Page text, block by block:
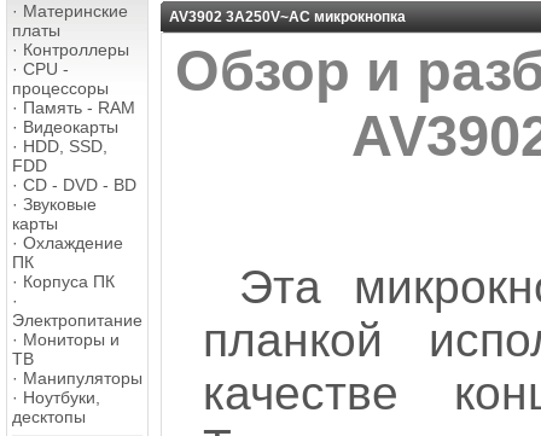
· Материнские
платы
· Контроллеры
· CPU -
процессоры
· Память - RAM
· Видеокарты
· HDD, SSD,
FDD
· CD - DVD - BD
· Звуковые
карты
· Охлаждение
ПК
· Корпуса ПК
·
Электропитание
· Мониторы и
ТВ
· Манипуляторы
· Ноутбуки,
десктопы
AV3902 3A250V~AC микрокнопка
Обзор и
Эта
планкой
качестве